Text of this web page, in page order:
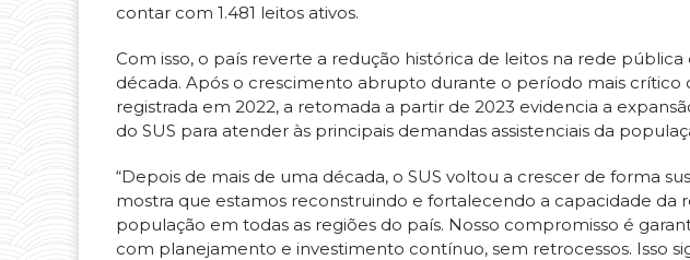
contar com 1.481 leitos ativos.
Com isso, o país reverte a redução histórica de leitos na rede
década. Após o crescimento abrupto durante o período mais crítico
registrada em 2022, a retomada a partir de 2023 evidencia a
do SUS para atender às principais demandas assistenciais da
“Depois de mais de uma década, o SUS voltou a crescer de forma
mostra que estamos reconstruindo e fortalecendo a capacidade da
população em todas as regiões do país. Nosso compromisso é
com planejamento e investimento contínuo, sem retrocessos. Isso